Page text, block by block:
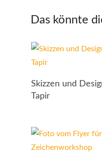
Das könnte
Skizzen und
Tapir